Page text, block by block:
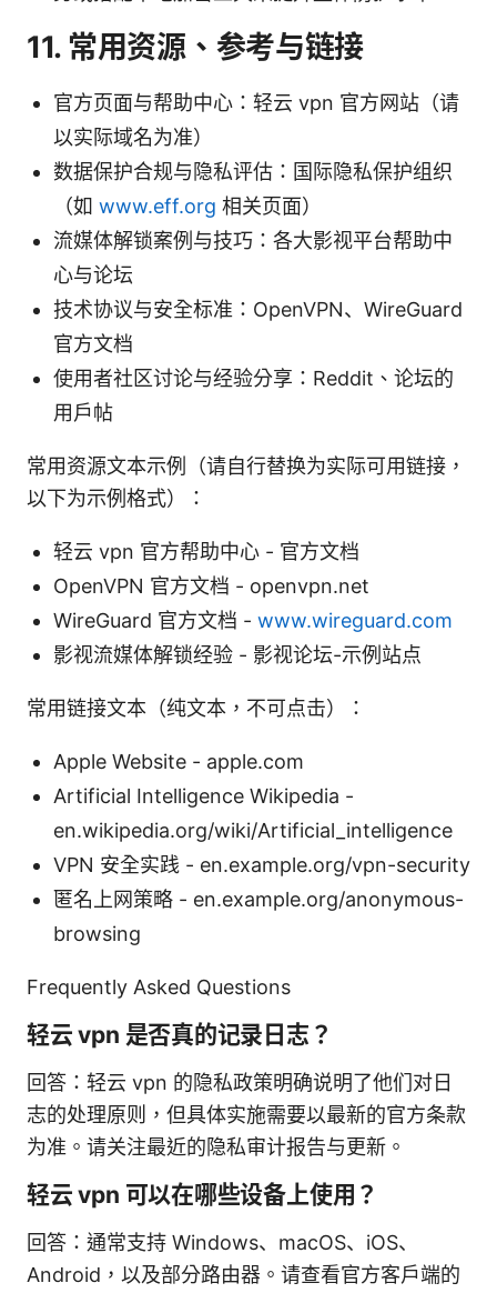
11. 常用资源、参考与链接
官方页面与帮助中心：轻云 vpn 官方网站（请
以实际域名为准）
数据保护合规与隐私评估：国际隐私保护组织
（如 www.eff.org 相关页面）
流媒体解锁案例与技巧：各大影视平台帮助中
心与论坛
技术协议与安全标准：OpenVPN、WireGuard
官方文档
使用者社区讨论与经验分享：Reddit、论坛的
用户帖
常用资源文本示例（请自行替换为实际可用链接，
以下为示例格式）：
轻云 vpn 官方帮助中心 - 官方文档
OpenVPN 官方文档 - openvpn.net
WireGuard 官方文档 - www.wireguard.com
影视流媒体解锁经验 - 影视论坛-示例站点
常用链接文本（纯文本，不可点击）：
Apple Website - apple.com
Artificial Intelligence Wikipedia -
en.wikipedia.org/wiki/Artificial_intelligence
VPN 安全实践 - en.example.org/vpn-security
匿名上网策略 - en.example.org/anonymous-
browsing
Frequently Asked Questions
轻云 vpn 是否真的记录日志？
回答：轻云 vpn 的隐私政策明确说明了他们对日
志的处理原则，但具体实施需要以最新的官方条款
为准。请关注最近的隐私审计报告与更新。
轻云 vpn 可以在哪些设备上使用？
回答：通常支持 Windows、macOS、iOS、
Android，以及部分路由器。请查看官方客户端的